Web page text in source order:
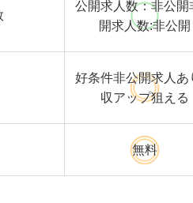
公開求人数：非公開
開求人数:非公開
好条件非公開求人あ
収アップ狙える
無料